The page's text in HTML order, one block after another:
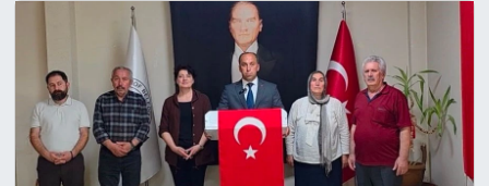
İş Dünyası
Lojistik
Otovitrin
Tüm Manşetler
Son Dakika Haberleri
Haber Arşivi